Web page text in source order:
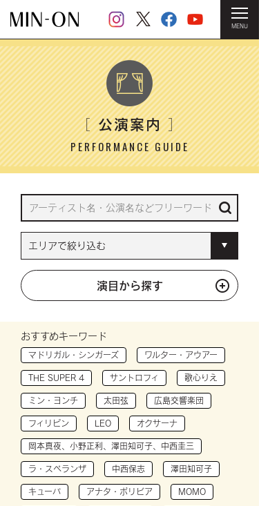
MENU
HOME ＞ 公演案内
［公演案内］
PERFORMANCE GUIDE
演目から探す
おすすめキーワード
マドリガル・シンガーズ ワルター・アウアー
THE SUPER 4 サントロフィ 歌心りえ
ミン・ヨンチ 太田弦 広島交響楽団
フィリピン LEO オクサーナ
岡本真夜、小野正利、澤田知可子、中西圭三
ラ・スペランザ 中西保志 澤田知可子
キューバ アナタ・ボリビア MOMO